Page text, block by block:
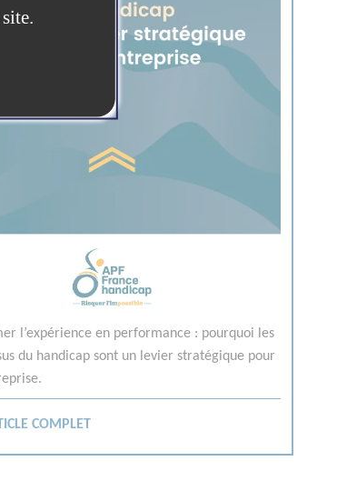
l’expérience en performance : pourquoi les
du handicap sont un levier stratégique pour
COMPLET